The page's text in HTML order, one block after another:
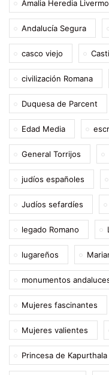
Amalia Heredia
Andalucía Segura
casco viejo
civilización Romana
Duquesa de Parcent
Edad Media
General Torrijos
judíos españoles
Judíos sefardíes
legado Romano
lugareños
monumentos
Mujeres fascinantes
Mujeres valientes
Princesa de Kapurthala